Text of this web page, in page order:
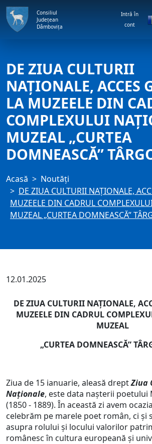
Consiliul
Județean
Dâmbovița
Intră în
cont
DE ZIUA CULTURII
NAȚIONALE, ACCES
LA MUZEELE DIN
COMPLEXULUI
MUZEAL „CURTEA
DOMNEASCĂ”
Acasă
Noutăți
DE ZIUA CULTURII NAȚIONALE,
MUZEELE DIN CADRUL
MUZEAL „CURTEA DOMNEASCĂ”
12.01.2025
DE ZIUA CULTURII NAȚIONALE,
MUZEELE DIN CADRUL
MUZEAL
„CURTEA DOMNEASCĂ”
Ziua de 15 ianuarie, aleasă dreptZiua
Naţionale, este data naşterii poetului
(1850 - 1889). În această zi avem
celebrăm pe marele poet român, ci şi
asupra rolului şi locului valorilor
românesc în cultura europeană și